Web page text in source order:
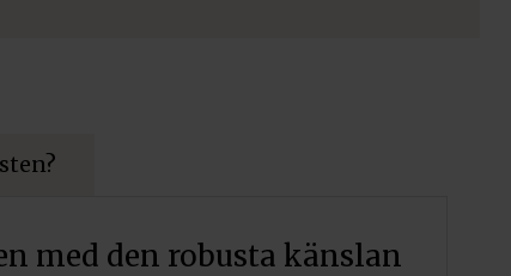
med den robusta känslan